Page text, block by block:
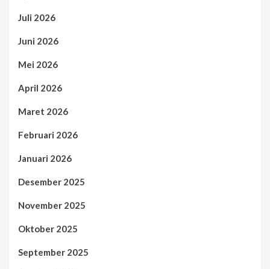
Juli 2026
Juni 2026
Mei 2026
April 2026
Maret 2026
Februari 2026
Januari 2026
Desember 2025
November 2025
Oktober 2025
September 2025